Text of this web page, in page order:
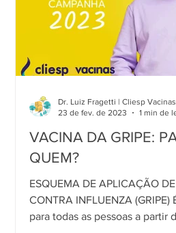
VACINA DA GRIPE:
QUEM?
ESQUEMA DE APLICAÇÃO
CONTRA INFLUENZA (GRIPE)
para todas as pessoas a partir
Dr. Luiz Fragetti | Cliesp Vacinas
23 de fev. de 2023
1 min de